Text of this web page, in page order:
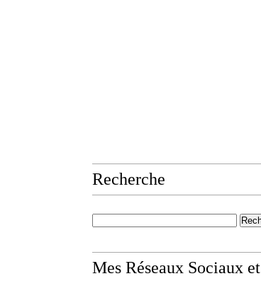
Recherche
Mes Réseaux Sociaux et